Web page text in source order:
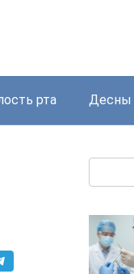
рта Десны